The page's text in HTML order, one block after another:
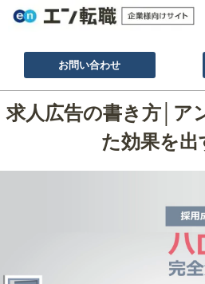
お問い合わせ
サービス一覧
採用ノウハ
お役立ち資
求人広告の書き方│ア
た効果を出